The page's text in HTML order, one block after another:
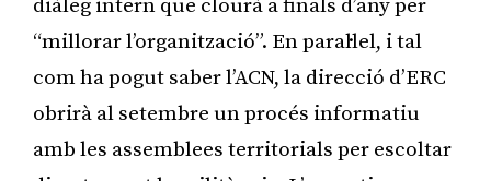
diàleg intern que clourà a finals d’any per
“millorar l’organització”. En paral·lel, i tal
com ha pogut saber l’ACN, la direcció d’ERC
obrirà al setembre un procés informatiu
amb les assemblees territorials per escoltar